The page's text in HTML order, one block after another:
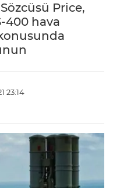
Price,
400 hava
23:14